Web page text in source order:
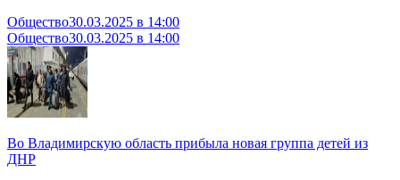
Общество30.03.2025 в 14:00
Общество30.03.2025 в 14:00
Во Владимирскую область прибыла новая группа детей из
ДНР